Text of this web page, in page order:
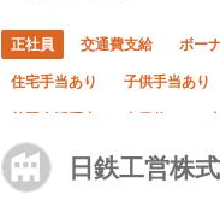
日鉄工営株
正社員 交通費支給 ボー
住宅手当あり 子供手当あり